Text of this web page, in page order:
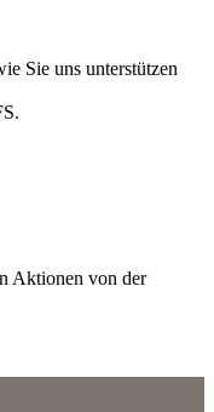
Sie uns unterstützen
Aktionen von der